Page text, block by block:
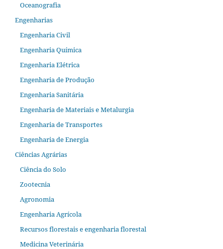
Oceanografia
Engenharias
Engenharia Civil
Engenharia Química
Engenharia Elétrica
Engenharia de Produção
Engenharia Sanitária
Engenharia de Materiais e Metalurgia
Engenharia de Transportes
Engenharia de Energia
Ciências Agrárias
Ciência do Solo
Zootecnia
Agronomia
Engenharia Agrícola
Recursos florestais e engenharia florestal
Medicina Veterinária